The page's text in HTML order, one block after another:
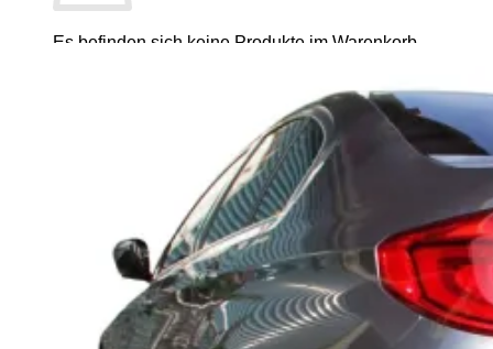
Es befinden sich keine Produkte im Warenkorb.